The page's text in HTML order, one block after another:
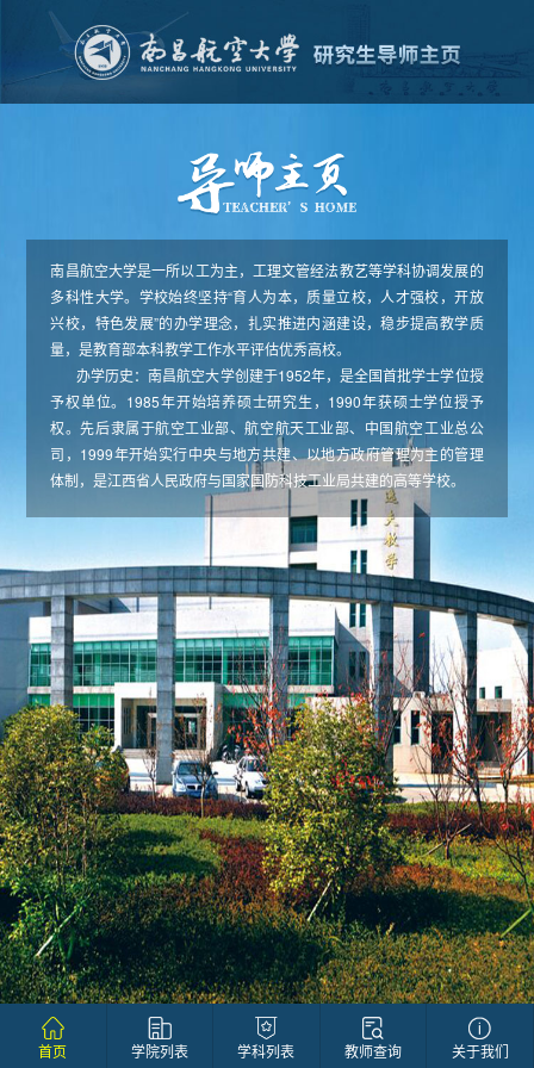
南昌航空大学是一所以工为主，工理文管经法教艺等学科协调发展的
多科性大学。学校始终坚持“育人为本，质量立校，人才强校，开放
兴校，特色发展”的办学理念，扎实推进内涵建设，稳步提高教学质
量，是教育部本科教学工作水平评估优秀高校。
办学历史：南昌航空大学创建于1952年，是全国首批学士学位授
予权单位。1985年开始培养硕士研究生，1990年获硕士学位授予
权。先后隶属于航空工业部、航空航天工业部、中国航空工业总公
司，1999年开始实行中央与地方共建、以地方政府管理为主的管理
体制，是江西省人民政府与国家国防科技工业局共建的高等学校。
首页 学院列表 学科列表 教师查询 关于我们